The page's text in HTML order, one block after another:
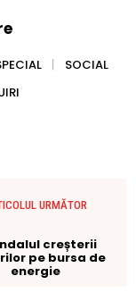
SOCIAL
URMĂTOR
creșterii
pe bursa de
energie